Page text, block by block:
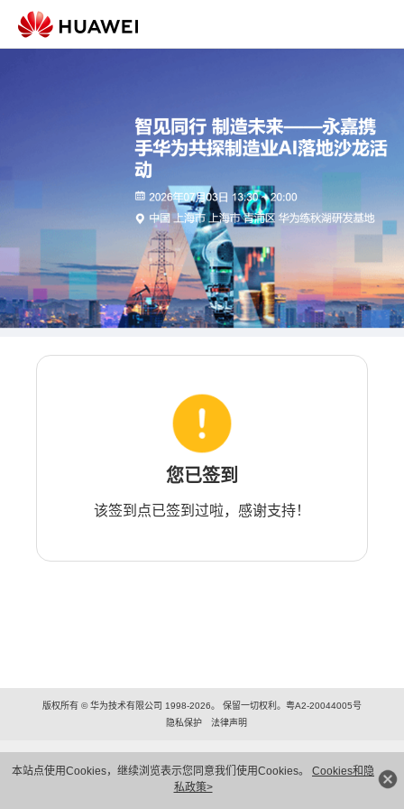
本站点使用Cookies，继续浏览表示您同意我们使用Cookies。 Cookies和隐
私政策>
您已签到
该签到点已签到过啦，感谢支持！
版权所有 © 华为技术有限公司 1998-2026。 保留一切权利。粤A2-20044005号
隐私保护
法律声明